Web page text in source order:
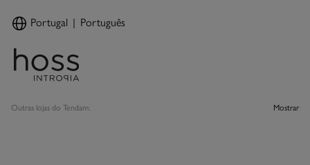
Portugal Português
Outras lojas do Tendam: Mostrar